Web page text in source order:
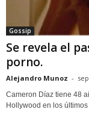
Gossip
Se revela el
porno.
Alejandro Munoz -
Cameron Díaz tiene 48
Hollywood en los últimos